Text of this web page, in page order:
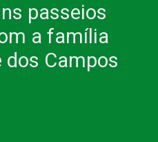
passeios
a família
dos Campos